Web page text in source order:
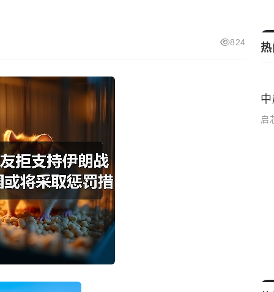
824
诗 时事新闻
在“实”字上下功夫 一体推进学查改（树立
和践行正确政绩观）
启芯新知日报
启